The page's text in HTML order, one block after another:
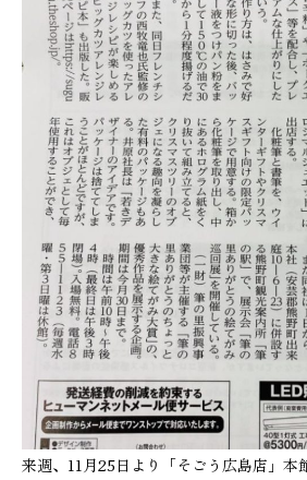
来週、11月25日より「そごう広島店」本